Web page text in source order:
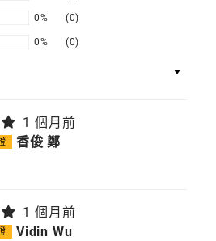
0% (0)
0% (0)
1 個月前
香俊 鄭
1 個月前
Vidin Wu